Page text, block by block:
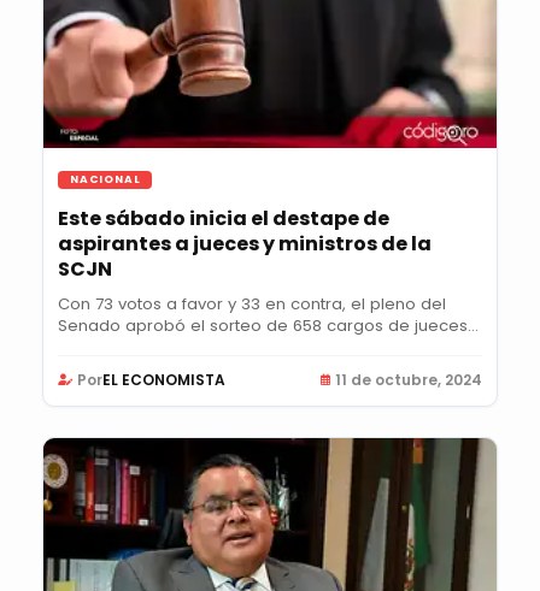
NACIONAL
Este sábado inicia el destape de
aspirantes a jueces y ministros de la
SCJN
Con 73 votos a favor y 33 en contra, el pleno del
Senado aprobó el sorteo de 658 cargos de jueces
PorEL ECONOMISTA 11 de octubre, 2024